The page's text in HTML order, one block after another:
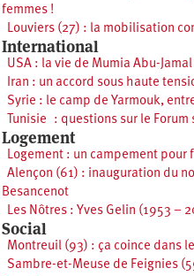
femmes !
Louviers (27) : la mobilisation
International
USA : la vie de Mumia Abu-
Iran : un accord sous haute
Syrie : le camp de Yarmouk,
Tunisie : questions sur le
Logement
Logement : un campement
Alençon (61) : inauguration du
Besancenot
Les Nôtres : Yves Gelin (1953 –
Social
Montreuil (93) : ça coince dans
Sambre-et-Meuse de Feignies